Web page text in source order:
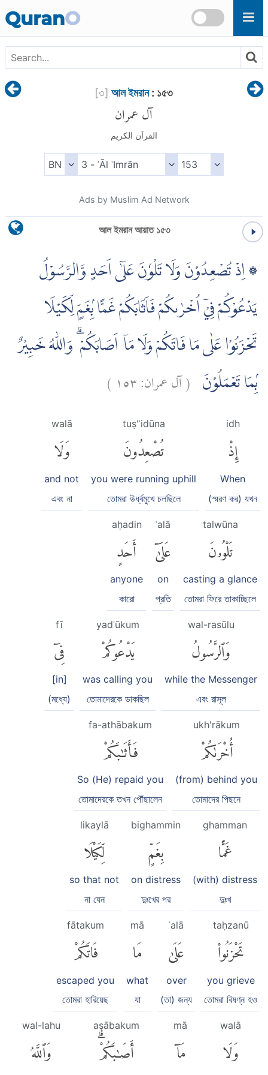
QuranO
[৩] আল ইমরান: ১৫৩
آل عمران
القرآن الكريم
Ads by Muslim Ad Network
আল ইমরান আয়াত ১৫৩
۞ اِذْ تُصْعِدُوْنَ وَلَا تَلْوٗنَ عَلٰٓى اَحَدٍ وَّالرَّسُوْلُ
يَدْعُوْكُمْ فِيْٓ اُخْرٰىكُمْ فَاَثَابَكُمْ غَمًّا ۢبِغَمٍّ لِّكَيْلَا
تَحْزَنُوْا عَلٰى مَا فَاتَكُمْ وَلَا مَآ اَصَابَكُمْ ۗ وَاللّٰهُ خَبِيْرٌ
ۢبِمَا تَعْمَلُوْنَ (آل عمران:١٥٣ )
idh
إِذْ
When
(স্মরণ কর) যখন
tuṣ'ʿidūna
تُصْعِدُونَ
you were running uphill
তোমরা উর্ধ্বমুখে চলছিলে
walā
وَلَا
and not
এবং না
talwūna
تَلْوُۥنَ
casting a glance
তোমরা ফিরে তাকাচ্ছিলে
ʿalā
عَلَىٰٓ
on
প্রতি
aḥadin
أَحَدٍ
anyone
কারো
wal-rasūlu
وَٱلرَّسُولُ
while the Messenger
এবং রাসূল
yadʿūkum
يَدْعُوكُمْ
was calling you
তোমাদেরকে ডাকছিল
fī
فِىٓ
[in]
(মধ্যে)
ukh'rākum
أُخْرَىٰكُمْ
(from) behind you
তোমাদের পিছনে
fa-athābakum
فَأَثَٰبَكُمْ
So (He) repaid you
তোমাদেরকে তখন পৌঁছালেন
ghamman
غَمًّۢا
(with) distress
দুঃখ
bighammin
بِغَمٍّ
on distress
দুঃখের পর
likaylā
لِّكَيْلَا
so that not
না যেন
taḥzanū
تَحْزَنُوا۟
you grieve
তোমরা বিষণ্ন হও
ʿalā
عَلَىٰ
over
(তা) জন্য
mā
مَا
what
যা
fātakum
فَاتَكُمْ
escaped you
তোমরা হারিয়েছ
walā
وَلَا
mā
مَآ
aṣābakum
أَصَٰبَكُمْۗ
wal-lahu
وَٱللَّهُ